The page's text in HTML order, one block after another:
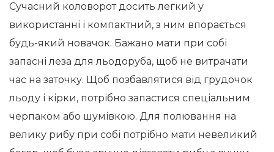
Сучасний коловорот досить легкий у
використанні і компактний, з ним впорається
будь-який новачок. Бажано мати при собі
запасні леза для льодоруба, щоб не витрачати
час на заточку. Щоб позбавлятися від грудочок
льоду і кірки, потрібно запастися спеціальним
черпаком або шумівкою. Для полювання на
велику рибу при собі потрібно мати невеликий